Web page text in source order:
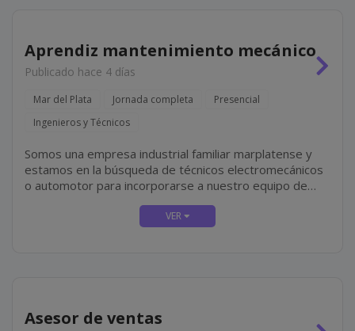
Aprendiz mantenimiento mecánico
Publicado hace 4 días
Mar del Plata Jornada completa
Presencial
Ingenieros y Técnicos
Somos una empresa industrial familiar marplatense y
estamos en la búsqueda de técnicos electromecánicos
o automotor para incorporarse a nuestro equipo de
mantenimiento mecánico, el cual incluye tareas tales
como mantenimiento y reparación de equipos...
Asesor de ventas